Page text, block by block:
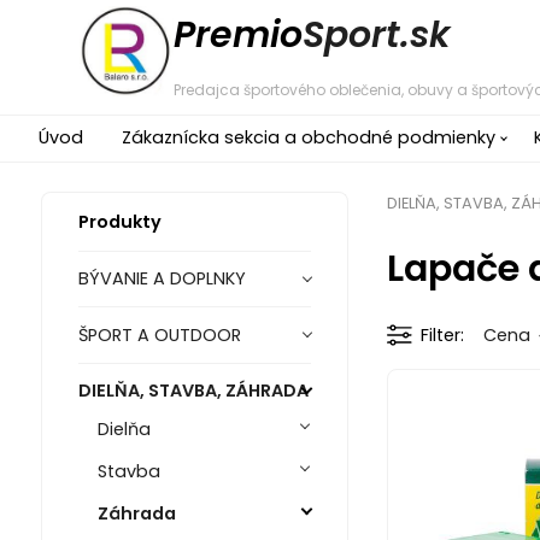
PremioSport.sk
Predajca športového oblečenia, obuvy a
Úvod Zákaznícka sekcia a obchodné podmienky
Produkty
BÝVANIE A DOPLNKY
ŠPORT A OUTDOOR
DIELŇA, STAVBA, ZÁHRADA
Dielňa
Stavba
Záhrada
DIELŇA, STAVBA,
Lapače
Filter Cena